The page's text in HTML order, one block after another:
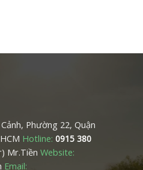
Phường 22, Quận
Hotline: 0915 380
Mr.Tiền Website:
Email: